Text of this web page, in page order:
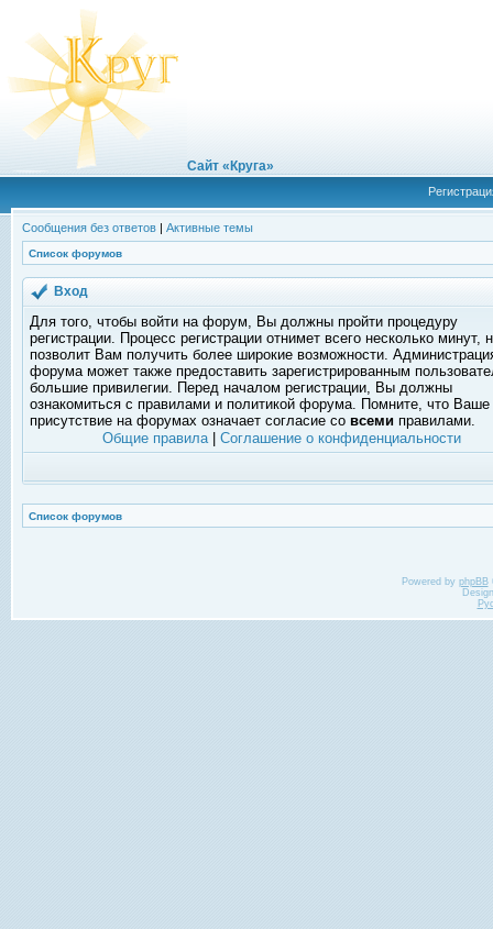
Сайт «Круга»
Сообщения без ответов | Активные темы
Список форумов
Вход
Для того, чтобы войти на форум, Вы должны пройти процедуру
регистрации. Процесс регистрации отнимет всего несколько минут,
позволит Вам получить более широкие возможности.
форума может также предоставить зарегистрированным
большие привилегии. Перед началом регистрации, Вы должны
ознакомиться с правилами и политикой форума. Помните, что Ваше
присутствие на форумах означает согласие со всеми правилами.
Общие правила| Соглашение о конфиденциальности
Список форумов
Powered by phpBB